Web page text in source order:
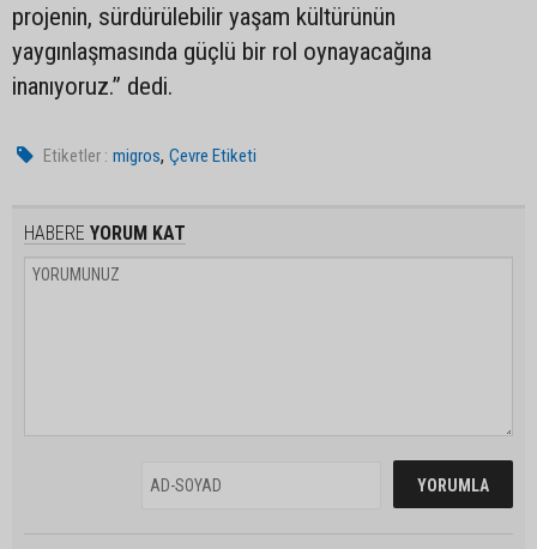
projenin, sürdürülebilir yaşam kültürünün
yaygınlaşmasında güçlü bir rol oynayacağına
inanıyoruz.” dedi.
Etiketler : migros,Çevre Etiketi
HABERE YORUM KAT